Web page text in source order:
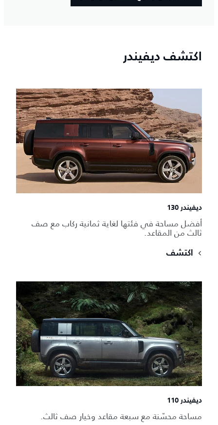
اكتشف ديفيندر
ديفيندر 130
أفضل مساحة في فئتها لغاية ثمانية ركاب مع صف
ثالث من المقاعد.
اكتشف
ديفيندر 110
مساحة محسّنة مع سبعة مقاعد وخيار صف ثالث.